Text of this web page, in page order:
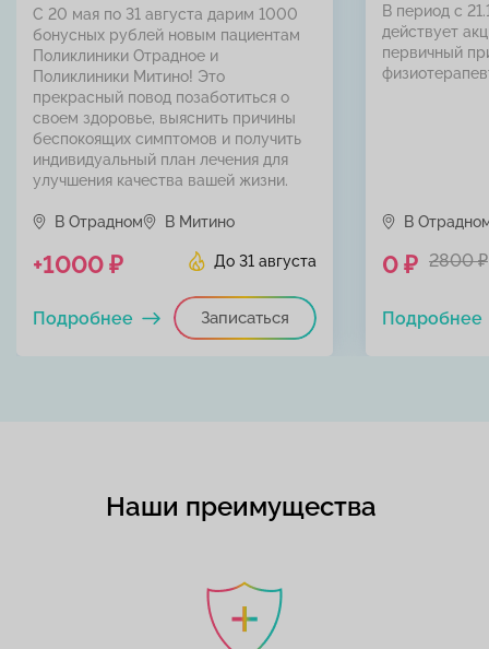
С 20 мая по 31 августа дарим 1000
бонусных рублей новым пациентам
Поликлиники Отрадное и
Поликлиники Митино! Это
прекрасный повод позаботиться о
своем здоровье, выяснить причины
беспокоящих симптомов и получить
индивидуальный план лечения для
улучшения качества вашей жизни.
В Отрадном В Митино
До 31 августа
+1000 ₽
Записаться
Подробнее
В период с
действует
первичный
В
0 ₽ 2800 ₽
Подробнее
Наши преимущества